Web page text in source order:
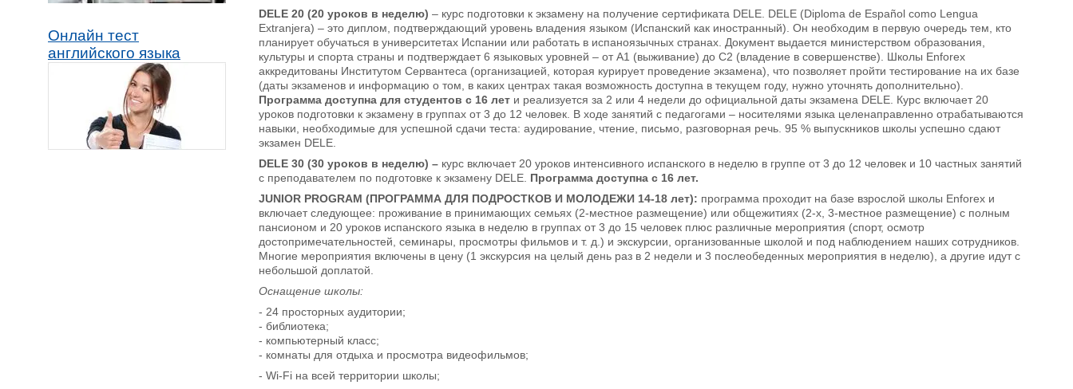
Онлайн тест
английского языка
DELE 20 (20 уроков в неделю) – курс подготовки к экзамену на получение сертификата DELE. DELE (Diploma de Español como Lengua
Extranjera) – это диплом, подтверждающий уровень владения языком (Испанский как иностранный). Он необходим в первую очередь тем, кто
планирует обучаться в университетах Испании или работать в испаноязычных странах. Документ выдается министерством образования,
культуры и спорта страны и подтверждает 6 языковых уровней – от А1 (выживание) до С2 (владение в совершенстве). Школы Enforex
аккредитованы Институтом Сервантеса (организацией, которая курирует проведение экзамена), что позволяет пройти тестирование на их базе
(даты экзаменов и информацию о том, в каких центрах такая возможность доступна в текущем году, нужно уточнять дополнительно).
Программа доступна для студентов с 16 лет и реализуется за 2 или 4 недели до официальной даты экзамена DELE. Курс включает 20
уроков подготовки к экзамену в группах от 3 до 12 человек. В ходе занятий с педагогами – носителями языка целенаправленно отрабатываются
навыки, необходимые для успешной сдачи теста: аудирование, чтение, письмо, разговорная речь. 95 % выпускников школы успешно сдают
экзамен DELE.
DELE 30 (30 уроков в неделю) – курс включает 20 уроков интенсивного испанского в неделю в группе от 3 до 12 человек и 10 частных занятий
с преподавателем по подготовке к экзамену DELE. Программа доступна с 16 лет.
JUNIOR PROGRAM (ПРОГРАММА ДЛЯ ПОДРОСТКОВ И МОЛОДЕЖИ 14-18 лет): программа проходит на базе взрослой школы Enforex и
включает следующее: проживание в принимающих семьях (2-местное размещение) или общежитиях (2-х, 3-местное размещение) с полным
пансионом и 20 уроков испанского языка в неделю в группах от 3 до 15 человек плюс различные мероприятия (спорт, осмотр
достопримечательностей, семинары, просмотры фильмов и т. д.) и экскурсии, организованные школой и под наблюдением наших сотрудников.
Многие мероприятия включены в цену (1 экскурсия на целый день раз в 2 недели и 3 послеобеденных мероприятия в неделю), а другие идут с
небольшой доплатой.
Оснащение школы:
- 24 просторных аудитории;
- библиотека;
- компьютерный класс;
- комнаты для отдыха и просмотра видеофильмов;
- Wi-Fi на всей территории школы;